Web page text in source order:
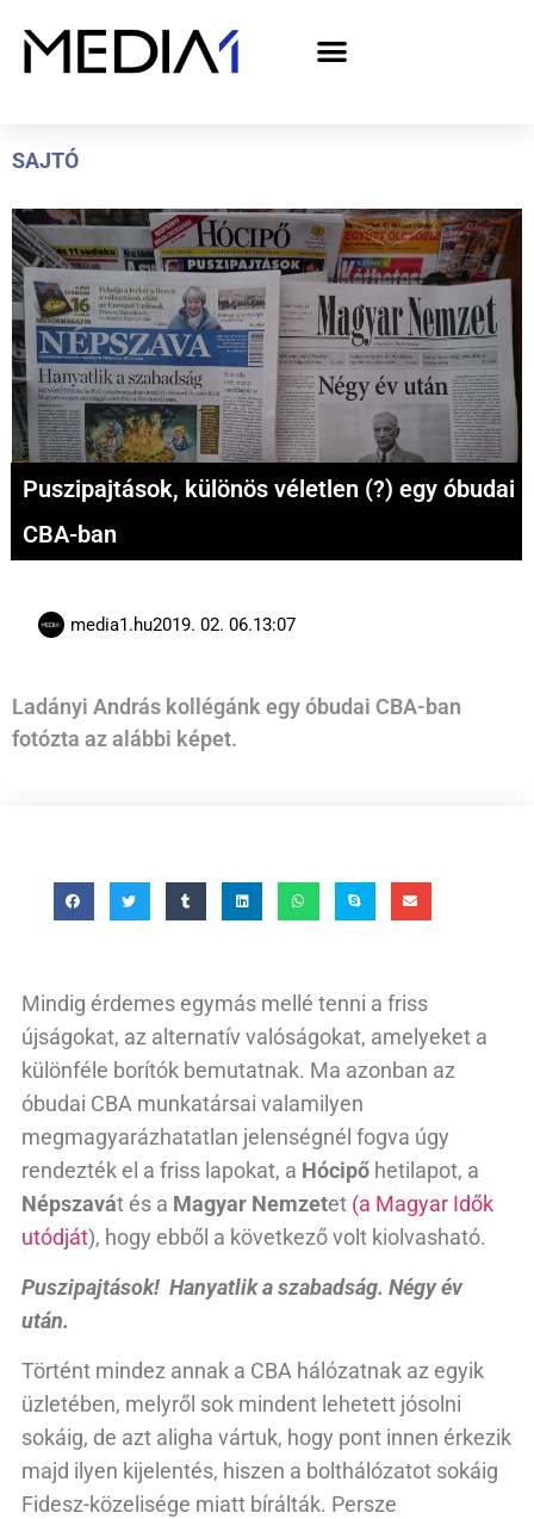
SAJTÓ
Puszipajtások, különös véletlen (?) egy óbudai
CBA-ban
media1.hu2019. 02. 06.13:07
Ladányi András kollégánk egy óbudai CBA-ban
fotózta az alábbi képet.
Mindig érdemes egymás mellé tenni a friss
újságokat, az alternatív valóságokat, amelyeket a
különféle borítók bemutatnak. Ma azonban az
óbudai CBA munkatársai valamilyen
megmagyarázhatatlan jelenségnél fogva úgy
rendezték el a friss lapokat, a Hócipő hetilapot, a
Népszavát és a Magyar Nemzetet (a Magyar Idők
utódját), hogy ebből a következő volt kiolvasható.
Puszipajtások! Hanyatlik a szabadság. Négy év
után.
Történt mindez annak a CBA hálózatnak az egyik
üzletében, melyről sok mindent lehetett jósolni
sokáig, de azt aligha vártuk, hogy pont innen érkezik
majd ilyen kijelentés, hiszen a bolthálózatot sokáig
Fidesz-közelisége miatt bírálták. Persze